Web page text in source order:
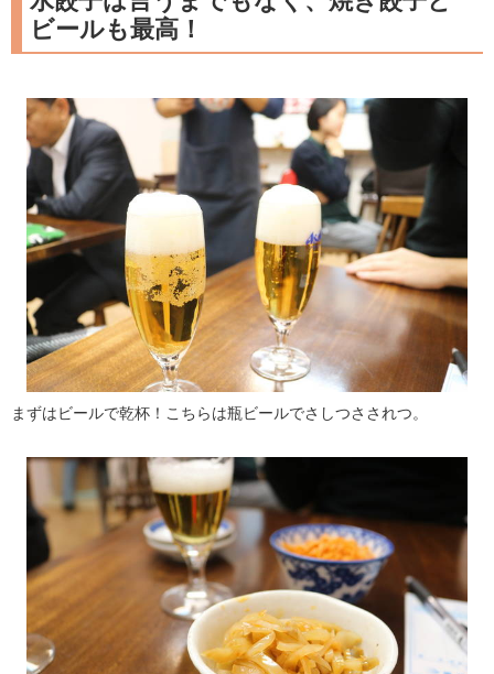
ビールも最高！
まずはビールで乾杯！こちらは瓶ビールでさしつさされつ。